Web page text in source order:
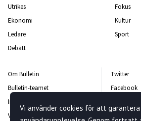
Utrikes
Ekonomi
Ledare
Debatt
Fokus
Kultur
Sport
Om Bulletin
Bulletin-teamet
Integritetspolicy
Vanliga frågor och svar
Twitter
Facebook
Vi använder cookies för att